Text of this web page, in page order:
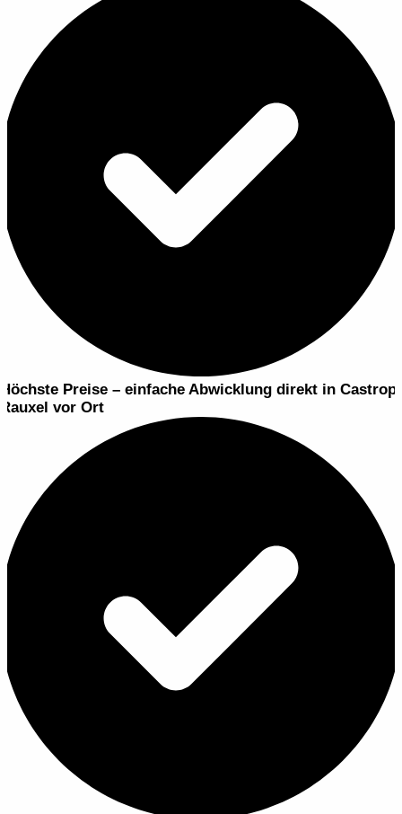
Höchste Preise – einfache Abwicklung direkt in Castrop-
Rauxel vor Ort